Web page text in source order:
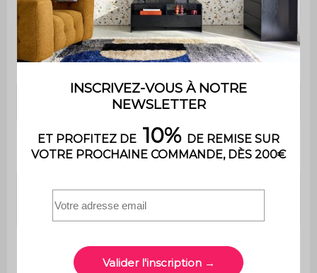
Matière de la structure Mousse
Grammage du tissu 330 g/m²
PU
Garnissage
assise
Mousse polyuréthane
(30kg/m3)
Garnissage
dossier
Mousse polyuréthane
(30kg/m3)
Profondeur